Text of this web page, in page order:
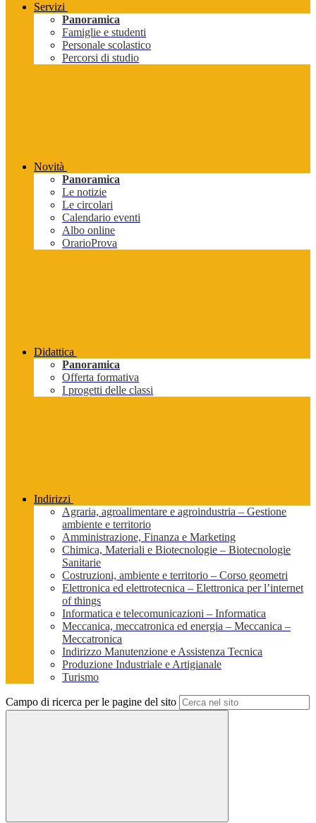
Servizi
Panoramica
Famiglie e studenti
Personale scolastico
Percorsi di studio
Novità
Panoramica
Le notizie
Le circolari
Calendario eventi
Albo online
OrarioProva
Didattica
Panoramica
Offerta formativa
I progetti delle classi
Indirizzi
Agraria, agroalimentare e agroindustria – Gestione
ambiente e territorio
Amministrazione, Finanza e Marketing
Chimica, Materiali e Biotecnologie – Biotecnologie
Sanitarie
Costruzioni, ambiente e territorio – Corso geometri
Elettronica ed elettrotecnica – Elettronica per l’internet
of things
Informatica e telecomunicazioni – Informatica
Meccanica, meccatronica ed energia – Meccanica –
Meccatronica
Indirizzo Manutenzione e Assistenza Tecnica
Produzione Industriale e Artigianale
Turismo
Campo di ricerca per le pagine del sito